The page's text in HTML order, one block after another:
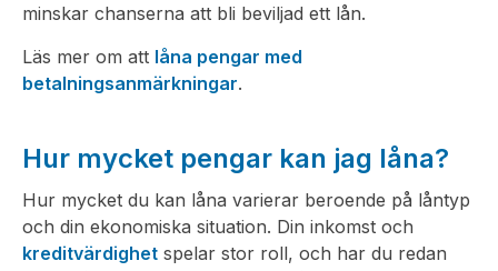
minskar chanserna att bli beviljad ett lån.
Läs mer om att låna pengar med
betalningsanmärkningar.
Hur mycket pengar kan jag låna?
Hur mycket du kan låna varierar beroende på låntyp
och din ekonomiska situation. Din inkomst och
kreditvärdighet spelar stor roll, och har du redan